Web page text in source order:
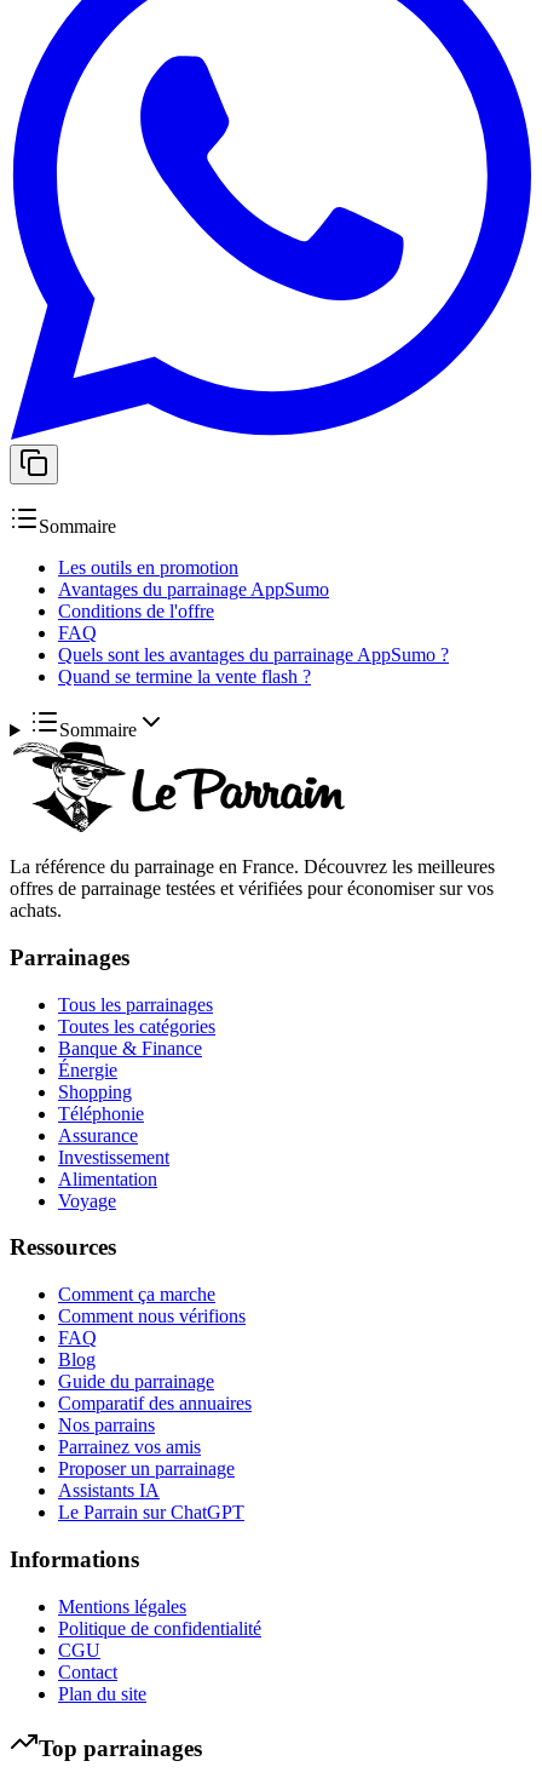
Sommaire
Les outils en promotion
Avantages du parrainage AppSumo
Conditions de l'offre
FAQ
Quels sont les avantages du parrainage AppSumo ?
Quand se termine la vente flash ?
Sommaire
La référence du parrainage en France. Découvrez les meilleures
offres de parrainage testées et vérifiées pour économiser sur vos
achats.
Parrainages
Tous les parrainages
Toutes les catégories
Banque & Finance
Énergie
Shopping
Téléphonie
Assurance
Investissement
Alimentation
Voyage
Ressources
Comment ça marche
Comment nous vérifions
FAQ
Blog
Guide du parrainage
Comparatif des annuaires
Nos parrains
Parrainez vos amis
Proposer un parrainage
Assistants IA
Le Parrain sur ChatGPT
Informations
Mentions légales
Politique de confidentialité
CGU
Contact
Plan du site
Top parrainages